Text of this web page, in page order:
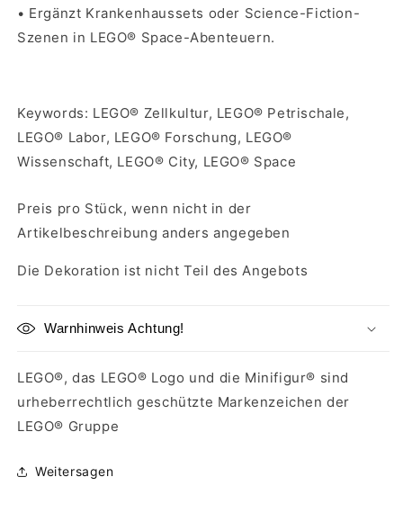
• Ergänzt Krankenhaussets oder Science-Fiction-
Szenen in LEGO® Space-Abenteuern.
Keywords: LEGO® Zellkultur, LEGO® Petrischale,
LEGO® Labor, LEGO® Forschung, LEGO®
Wissenschaft, LEGO® City, LEGO® Space
Preis pro Stück, wenn nicht in der
Artikelbeschreibung anders angegeben
Die Dekoration ist nicht Teil des Angebots
Warnhinweis Achtung!
LEGO®, das LEGO® Logo und die Minifigur® sind
urheberrechtlich geschützte Markenzeichen der
LEGO® Gruppe
Weitersagen